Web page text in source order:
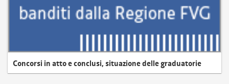
Concorsi in atto e conclusi, situazione delle graduatorie